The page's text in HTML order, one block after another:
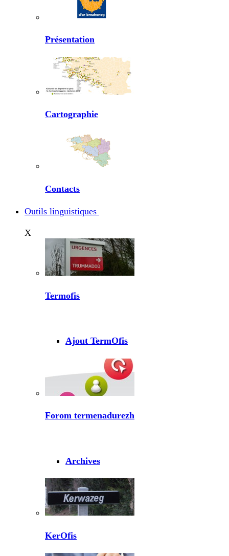
Présentation
Cartographie
Contacts
Outils linguistiques
X
Termofis
Ajout TermOfis
Forom termenadurezh
Archives
KerOfis